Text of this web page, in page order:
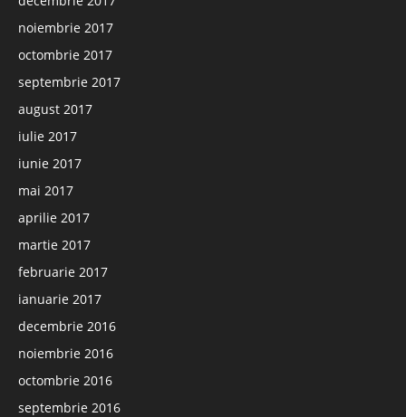
noiembrie 2017
octombrie 2017
septembrie 2017
august 2017
iulie 2017
iunie 2017
mai 2017
aprilie 2017
martie 2017
februarie 2017
ianuarie 2017
decembrie 2016
noiembrie 2016
octombrie 2016
septembrie 2016